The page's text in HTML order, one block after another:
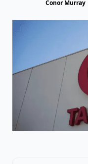
Conor Murray